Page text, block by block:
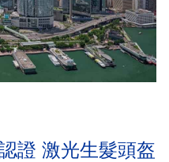
證 激光生髮頭盔